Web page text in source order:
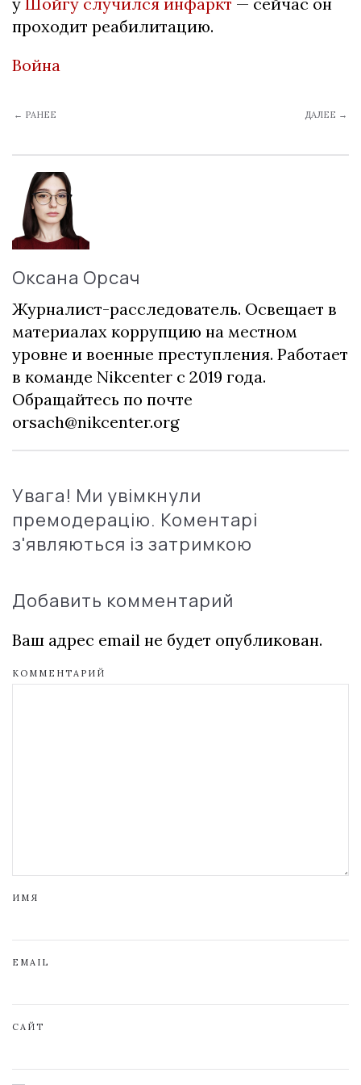
проходит реабилитацию.
Война
← РАНЕЕ ДАЛЕЕ →
Оксана Орсач
Журналист-расследователь. Освещает в
материалах коррупцию на местном
уровне и военные преступления. Работает
в команде Nikcenter с 2019 года.
Обращайтесь по почте
orsach@nikcenter.org
Увага! Ми увімкнули
премодерацію. Коментарі
з'являються із затримкою
Добавить комментарий
Ваш адрес email не будет опубликован.
КОММЕНТАРИЙ
ИМЯ
EMAIL
САЙТ